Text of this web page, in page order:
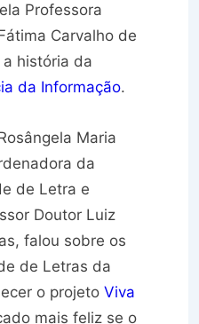
Professora
Carvalho de
história da
da Informação.
Maria
da
de Letra e
Doutor Luiz
falou sobre os
de Letras da
o projeto Viva
mais feliz se o